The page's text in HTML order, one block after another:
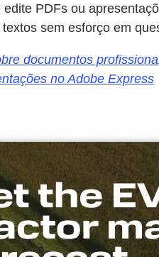
PDFs ou
sem esforço em
documentos
no Adobe Express